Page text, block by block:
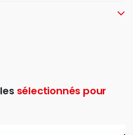
sélectionnés pour